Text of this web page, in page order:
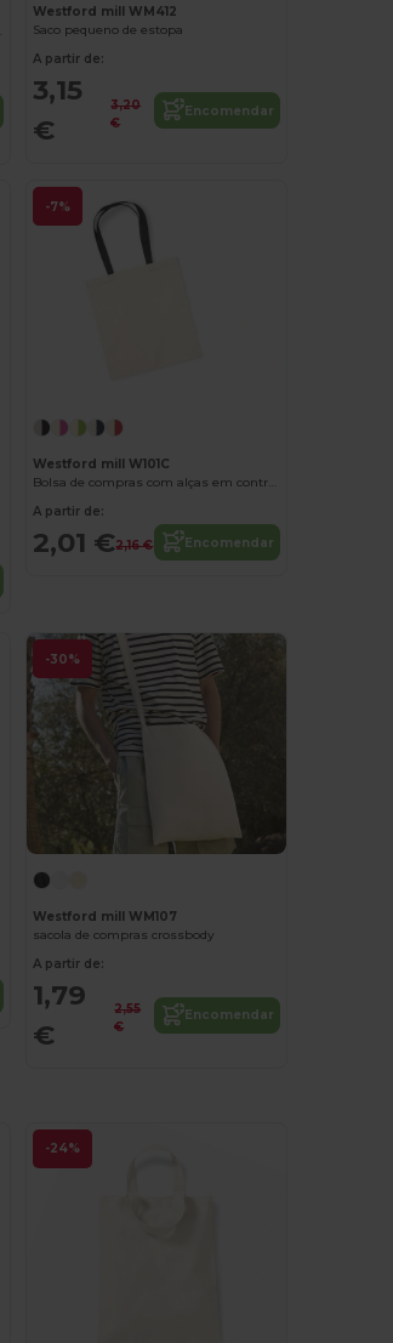
Westford mill WM412
Saco pequeno de estopa
A partir de:
3,15
€
3,20
€
Encomendar
-7%
Westford mill W101C
Bolsa de compras com alças em contraste
A partir de:
2,01 €2,16 € Encomendar
-30%
Westford mill WM107
sacola de compras crossbody
A partir de:
1,79
€
2,55
€
Encomendar
-24%